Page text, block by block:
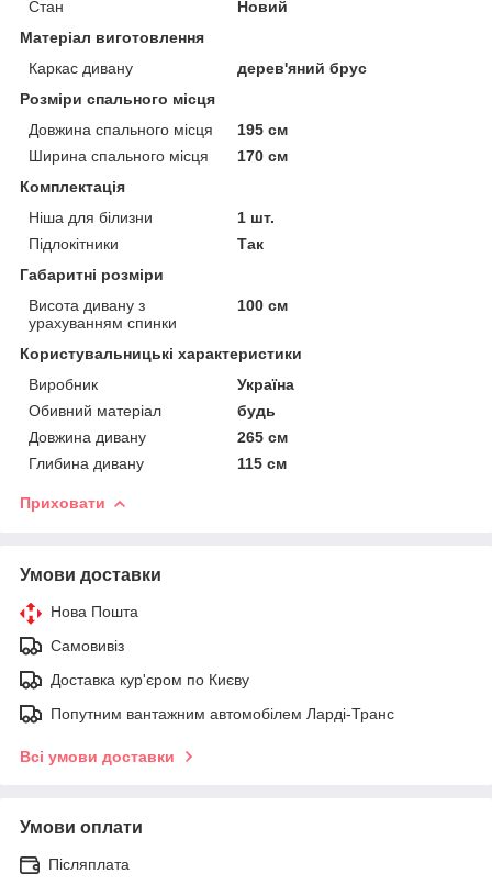
Стан
Новий
Матеріал виготовлення
Каркас дивану
дерев'яний брус
Розміри спального місця
Довжина спального місця
195 см
Ширина спального місця
170 см
Комплектація
Ніша для білизни
1 шт.
Підлокітники
Так
Габаритні розміри
Висота дивану з
урахуванням спинки
100 см
Користувальницькі характеристики
Виробник
Україна
Обивний матеріал
будь
Довжина дивану
265 см
Глибина дивану
115 см
Приховати
Умови доставки
Нова Пошта
Самовивіз
Доставка кур'єром по Києву
Попутним вантажним автомобілем Ларді-Транс
Всі умови доставки
Умови оплати
Післяплата